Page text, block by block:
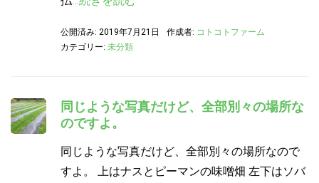
公開済み: 2019年7月21日 作成者: コトコトファーム
カテゴリー: 未分類
同じような写真だけど、全部別々の場所な
のですよ。
同じような写真だけど、全部別々の場所なので
すよ。 上はナスとピーマンの味噌畑 左下はソバ